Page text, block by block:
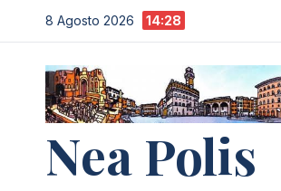
al
contenuto
8 Agosto 2026 14:28
Nea Polis